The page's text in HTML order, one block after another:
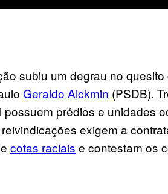
subiu um degrau no
Geraldo Alckmin (PSDB).
prédios e unidades
exigem a
cotas raciais e contestam os